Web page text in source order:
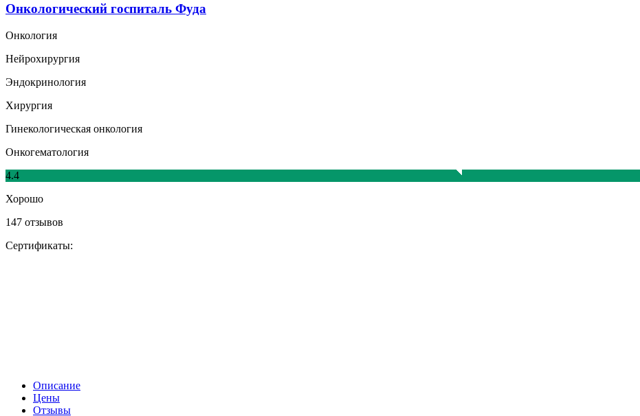
Онкологический госпиталь Фуда
Онкология
Нейрохирургия
Эндокринология
Хирургия
Гинекологическая онкология
Онкогематология
4.4
Хорошо
147 отзывов
Сертификаты:
Описание
Цены
Отзывы